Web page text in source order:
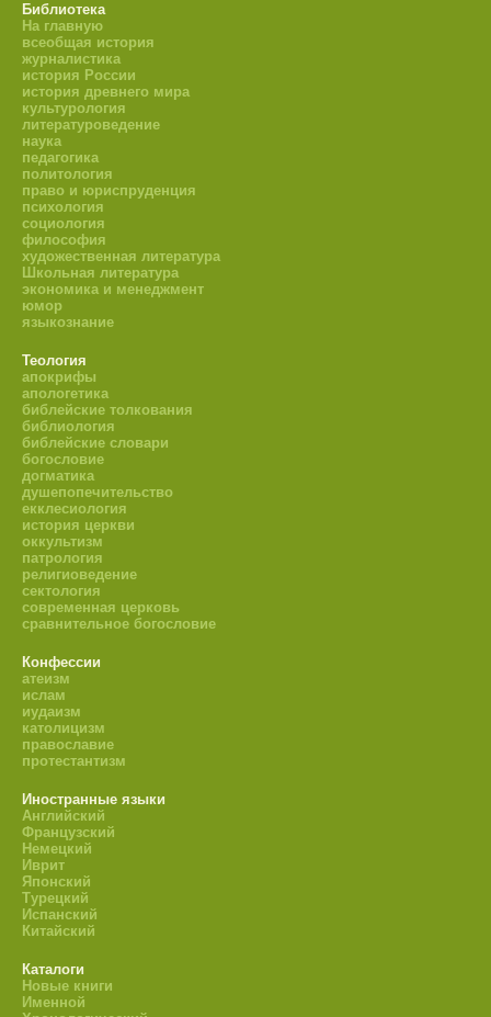
Библиотека
На главную
всеобщая история
журналистика
история России
история древнего мира
культурология
литературоведение
наука
педагогика
политология
право и юриспруденция
психология
социология
философия
художественная литература
Школьная литература
экономика и менеджмент
юмор
языкознание
Теология
апокрифы
апологетика
библейские толкования
библиология
библейские словари
богословие
догматика
душепопечительство
екклесиология
история церкви
оккультизм
патрология
религиоведение
сектология
современная церковь
сравнительное богословие
Конфессии
атеизм
ислам
иудаизм
католицизм
православие
протестантизм
Иностранные языки
Английский
Французский
Немецкий
Иврит
Японский
Турецкий
Испанский
Китайский
Каталоги
Новые книги
Именной